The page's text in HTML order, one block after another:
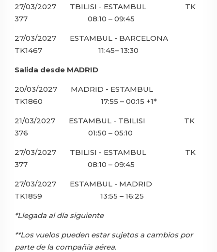
27/03/2027 TBILISI - ESTAMBUL TK
377 08:10 – 09:45
27/03/2027 ESTAMBUL - BARCELONA
TK1467 11:45– 13:30
Salida desde MADRID
20/03/2027 MADRID - ESTAMBUL
TK1860 17:55 – 00:15 +1*
21/03/2027 ESTAMBUL - TBILISI TK
376 01:50 – 05:10
27/03/2027 TBILISI - ESTAMBUL TK
377 08:10 – 09:45
27/03/2027 ESTAMBUL - MADRID
TK1859 13:55 – 16:25
*Llegada al día siguiente
**Los vuelos pueden estar sujetos a cambios por
parte de la compañía aérea.